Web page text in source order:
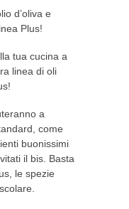
d’oliva e
Plus!
tua cucina a
linea di oli
a
come
buonissimi
il bis. Basta
le spezie